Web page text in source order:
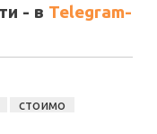
- в Telegram-
стоимо